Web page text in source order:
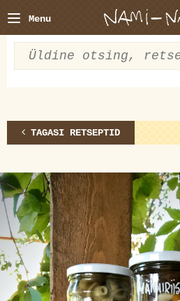
Menu
TAGASI RETSEPTID